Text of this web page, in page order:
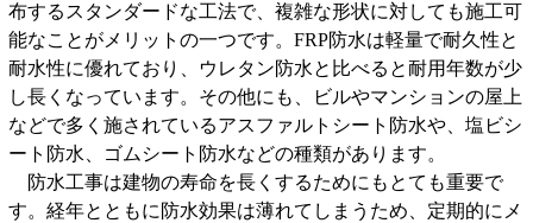
布するスタンダードな工法で、複雑な形状に対しても施工可
能なことがメリットの一つです。FRP防水は軽量で耐久性と
耐水性に優れており、ウレタン防水と比べると耐用年数が少
し長くなっています。その他にも、ビルやマンションの屋上
などで多く施されているアスファルトシート防水や、塩ビシ
ート防水、ゴムシート防水などの種類があります。
防水工事は建物の寿命を長くするためにもとても重要で
す。経年とともに防水効果は薄れてしまうため、定期的にメ